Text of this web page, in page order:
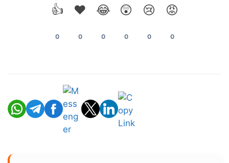
👍
0
❤️
0
😂
0
😲
0
😢
0
😡
0